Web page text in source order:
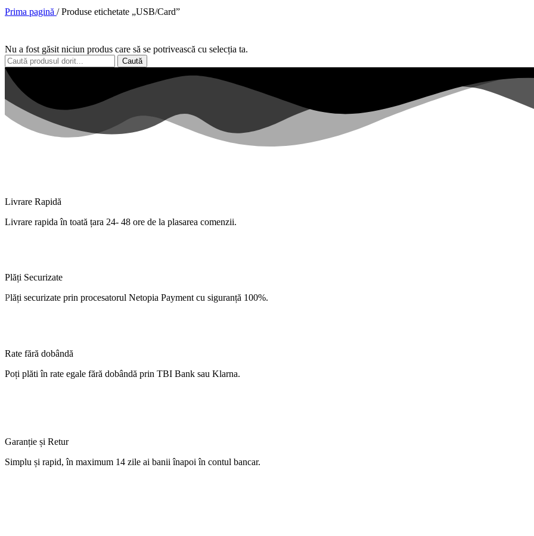
Prima pagină / Produse etichetate „USB/Card”
Nu a fost găsit niciun produs care să se potrivească cu selecția ta.
Caută
Livrare Rapidă
Livrare rapida în toată țara 24- 48 ore de la plasarea comenzii.
Plăți Securizate
Plăți securizate prin procesatorul Netopia Payment cu siguranță 100%.
Rate fără dobândă
Poți plăti în rate egale fără dobândă prin TBI Bank sau Klarna.
Garanție și Retur
Simplu și rapid,în maximum 14 zile ai banii înapoi în contul bancar.